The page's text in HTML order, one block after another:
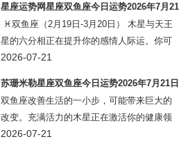
暖、特殊任务和认可。在接下来的一个月
里，一个新项目
星座运势网星座双鱼座今日运势2026年7月21
日
♓双鱼座（2月19日-3月20日） 木星与天王
星的六分相正在提升你的感情人际运。你可
能在今天遇到一个让你心动的社交机会，或
在你的第六宫——工
2026-07-21
苏珊米勒星座双鱼座今日运势2026年7月21日
双鱼座改善生活的一小步，可能带来巨大的
改变。充满活力的木星正在激活你的健康领
域，而位于双子座的天王星则为你的家庭领
2026-07-21